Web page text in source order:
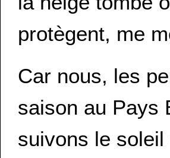
protègent, me
Car nous, les
saison au Pays
suivons le